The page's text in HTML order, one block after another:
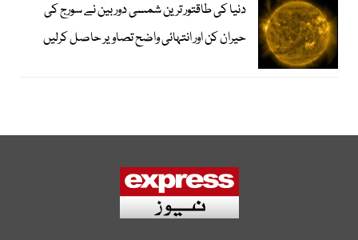
دنیا کی طاقتور ترین شمسی دوربین نے سورج کی
حیران کن اور انتہائی واضح تصاویر حاصل کرلیں